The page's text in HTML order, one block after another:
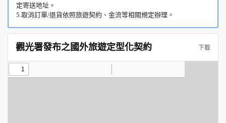
定寄送地址。
5.取消訂單/退貨依照旅遊契約、金流等相關規定辦理。
觀光署發布之國外旅遊定型化契約 下載